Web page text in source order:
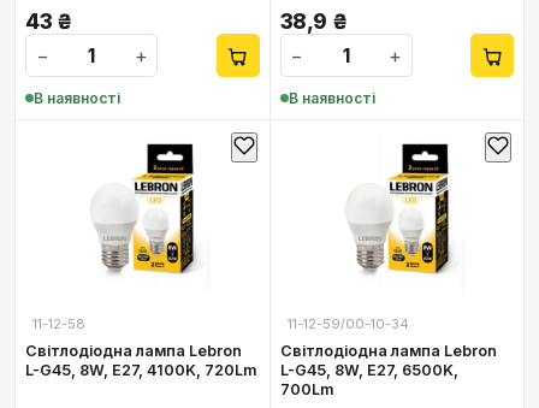
43 ₴
−
+
В наявності
38,9 ₴
−
+
В наявності
11-12-58
Світлодіодна лампа Lebron
L-G45, 8W, Е27, 4100K, 720Lm
11-12-59/00-10-34
Світлодіодна лампа Lebron
L-G45, 8W, Е27, 6500K,
700Lm